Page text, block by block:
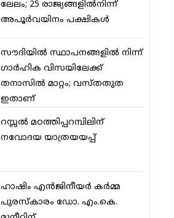
ലേലം; 25 രാജ്യങ്ങളില്‍നിന്ന്
അപൂര്‍വയിനം പക്ഷികള്‍
സൗദിയില്‍ സ്ഥാപനങ്ങളില്‍ നിന്ന്
ഗാര്‍ഹിക വിസയിലേക്ക്
തനാസില്‍ മാറ്റം; വസ്തതുത
ഇതാണ്
റസ്സല്‍ മഠത്തിപ്പറമ്പിലിന്
നവോദയ യാത്രയയപ്പ്
ഹാഷിം എന്‍ജിനീയര്‍ കര്‍മ്മ
പുരസ്‌കാരം ഡോ. എം.കെ.